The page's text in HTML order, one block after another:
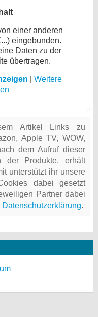
einer anderen
eingebunden.
Daten zu der
übertragen.
Weitere
Artikel Links zu
Apple TV, WOW,
dem Aufruf dieser
der Produkte, erhält
unterstützt ihr unsere
dabei gesetzt
Partner dabei
Datenschutzerklärung.